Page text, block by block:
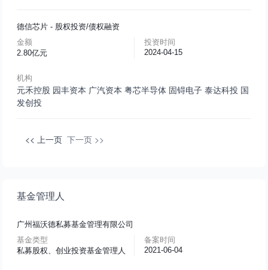
德信芯片 - 股权投资/债权融资
金额
2.80亿元
投资时间
2024-04-15
机构
元禾控股 园丰资本 广汽资本 粤芯半导体 固锝电子 泰达科投 国
发创投
<< 上一页 下一页 >>
基金管理人
广州福沃德私募基金管理有限公司
基金类型
私募股权、创业投资基金管理人
备案时间
2021-06-04